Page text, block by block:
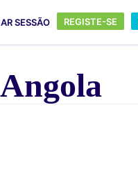
SESSÃO REGISTE-SE